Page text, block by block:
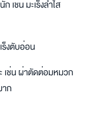
ก เช่น มะเร็งลำไส้
ร็งตับอ่อน
เช่น ผ่าตัดต่อมหมวก
ก